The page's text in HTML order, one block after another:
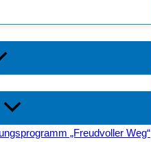
„Freudvoller Weg“